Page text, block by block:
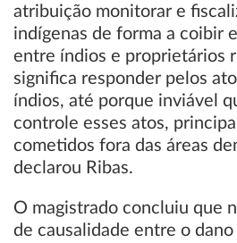
atribuição monitorar e
indígenas de forma a coibir
entre índios e proprietários
significa responder pelos
índios, até porque inviável
controle esses atos,
cometidos fora das áreas
declarou Ribas.
O magistrado concluiu que
de causalidade entre o dano